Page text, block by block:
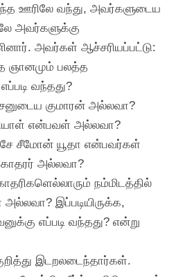
ஊரிலே வந்து, அவர்களுடைய
அவர்களுக்கு
அவர்கள் ஆச்சரியப்பட்டு:
ஞானமும் பலத்த
வந்தது?
குமாரன் அல்லவா?
என்பவள் அல்லவா?
சீமோன் யூதா என்பவர்கள்
அல்லவா?
நம்மிடத்தில்
அல்லவா? இப்படியிருக்க,
எப்படி வந்தது? என்று
இடறலடைந்தார்கள்.